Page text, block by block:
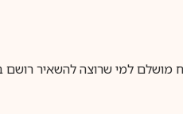
מושלם למי שרוצה להשאיר